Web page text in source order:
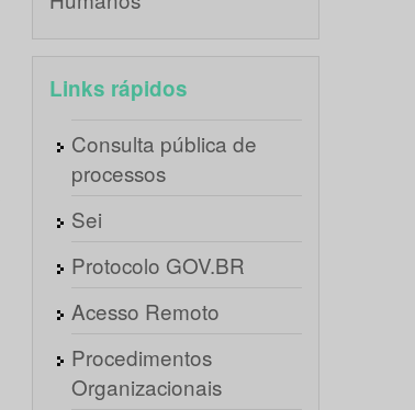
Links rápidos
Consulta pública de
processos
Sei
Protocolo GOV.BR
Acesso Remoto
Procedimentos
Organizacionais